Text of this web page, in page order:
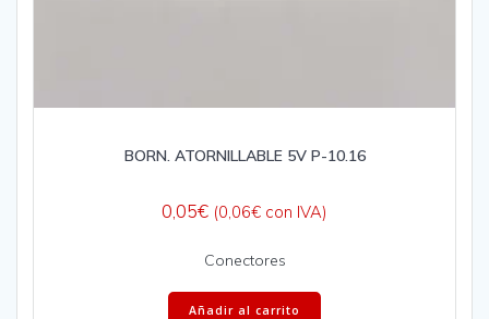
BORN. ATORNILLABLE 5V P-10.16
0,05€ (0,06€ con IVA)
Conectores
Añadir al carrito